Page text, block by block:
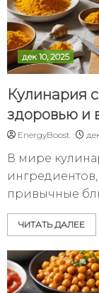
дек 10, 2025
Кулинария
здоровью и
EnergyBoost
В мире
привычные
ЧИТАТЬ ДАЛЕЕ